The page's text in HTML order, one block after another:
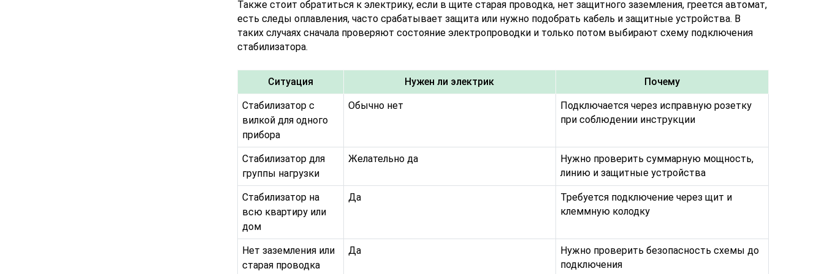
Также стоит обратиться к электрику, если в щите старая проводка, нет защитного заземления, греется автомат,
есть следы оплавления, часто срабатывает защита или нужно подобрать кабель и защитные устройства. В
таких случаях сначала проверяют состояние электропроводки и только потом выбирают схему подключения
стабилизатора.
Ситуация Нужен ли электрик Почему
Стабилизатор с
вилкой для одного
прибора
Обычно нет
Подключается через исправную розетку
при соблюдении инструкции
Стабилизатор для
группы нагрузки
Желательно да
Нужно проверить суммарную мощность,
линию и защитные устройства
Стабилизатор на
всю квартиру или
дом
Да
Требуется подключение через щит и
клеммную колодку
Нет заземления или
старая проводка
Да
Нужно проверить безопасность схемы до
подключения